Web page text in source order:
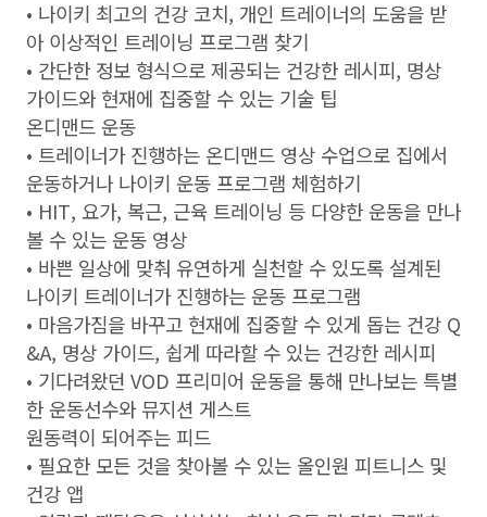
• 나이키 최고의 건강 코치, 개인 트레이너의 도움을 받
아 이상적인 트레이닝 프로그램 찾기
• 간단한 정보 형식으로 제공되는 건강한 레시피, 명상
가이드와 현재에 집중할 수 있는 기술 팁
온디맨드 운동
• 트레이너가 진행하는 온디맨드 영상 수업으로 집에서
운동하거나 나이키 운동 프로그램 체험하기
• HIT, 요가, 복근, 근육 트레이닝 등 다양한 운동을 만나
볼 수 있는 운동 영상
• 바쁜 일상에 맞춰 유연하게 실천할 수 있도록 설계된
나이키 트레이너가 진행하는 운동 프로그램
• 마음가짐을 바꾸고 현재에 집중할 수 있게 돕는 건강 Q
&A, 명상 가이드, 쉽게 따라할 수 있는 건강한 레시피
• 기다려왔던 VOD 프리미어 운동을 통해 만나보는 특별
한 운동선수와 뮤지션 게스트
원동력이 되어주는 피드
• 필요한 모든 것을 찾아볼 수 있는 올인원 피트니스 및
건강 앱